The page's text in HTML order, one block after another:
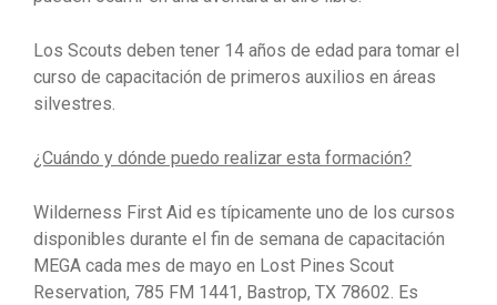
Los Scouts deben tener 14 años de edad para tomar el
curso de capacitación de primeros auxilios en áreas
silvestres.
¿Cuándo y dónde puedo realizar esta formación?
Wilderness First Aid es típicamente uno de los cursos
disponibles durante el fin de semana de capacitación
MEGA cada mes de mayo en Lost Pines Scout
Reservation, 785 FM 1441, Bastrop, TX 78602. Es